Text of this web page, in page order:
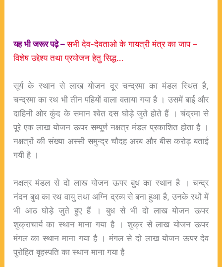
यह भी जरूर पढ़े –सभी देव-देवताओ के गायत्री मंत्र का जाप –
विशेष उद्देश्य तथा प्रयोजन हेतु सिद्ध…
सूर्य के स्थान से लाख योजन दूर चन्द्रमा का मंडल स्थित है,
चन्द्रमा का रथ भी तीन पहियों वाला वताया गया है । उसमें बाई और
दाहिनी ओर कुंद के समान श्वेत दस घोड़े जुते होते हैं । चंद्रमा से
पूरे एक लाख योजन ऊपर सम्पूर्ण नक्षत्र मंडल प्रकाशित होता है ।
नक्षत्रों की संख्या अस्सी समुन्द्र चौदह अरब और बीस करोड़ बताई
गयी है ।
नक्षत्र मंडल से दो लाख योजन ऊपर बुध का स्थान है । चन्द्र
नंदन बुध का रथ वायु तथा अग्नि द्रव्य से बना हुआ है, उनके रथों में
भी आठ घोड़े जुते हुए हैं । बुध से भी दो लाख योजन ऊपर
शुक्राचार्य का स्थान माना गया है । शुक्र से लाख योजन ऊपर
मंगल का स्थान माना गया है । मंगल से दो लाख योजन ऊपर देव
पुरोहित बृहस्पति का स्थान माना गया है